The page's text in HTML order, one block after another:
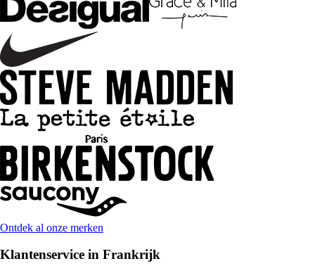
Ontdek al onze merken
Klantenservice in Frankrijk